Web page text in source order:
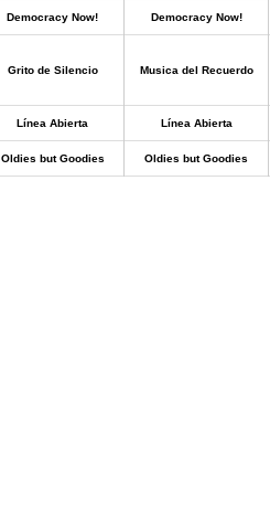
Democracy Now! Democracy Now!
Grito de Silencio Musica del Recuerdo
Línea Abierta Línea Abierta
Oldies but Goodies Oldies but Goodies